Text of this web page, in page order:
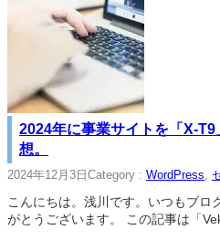
2024年に事業サイトを「X-
想。
2024年12月3日 Category : WordPress,
こんにちは。浅川です。いつもブロ
がとうございます。 この記事は「